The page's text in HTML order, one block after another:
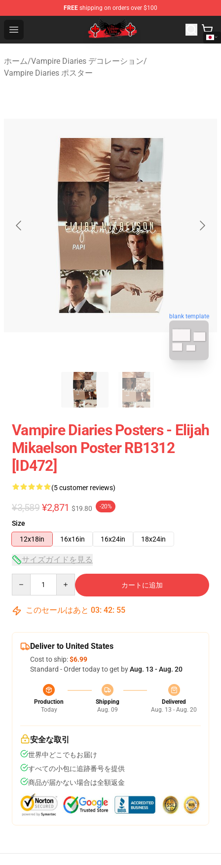
FREE shipping on orders over $100
Open menu
The Vampire Diaries Shop - Official The Vampire
ホーム/Vampire Diaries デコレーション/
Vampire Diaries ポスター
blank template
Vampire Diaries Posters - Elijah
Mikaelson Poster RB1312
[ID472]
(5 customer reviews)
¥3,589 ¥2,871 $19.80 -20%
Size
12x18in
16x16in 16x24in 18x24in
サイズガイドを見る
カートに追加
このセールはあと 03: 42: 54
Deliver to United States
Cost to ship:$6.99
Standard - Order today to get byAug. 13 - Aug. 20
Production
Today
Shipping
Aug. 09
Delivered
Aug. 13 - Aug. 20
安全な取引
世界中どこでもお届け
すべての小包に追跡番号を提供
商品が届かない場合は全額返金